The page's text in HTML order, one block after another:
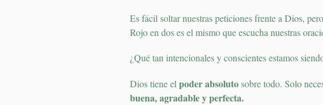
Es fácil soltar nuestras peticiones frente a Dios,
Rojo en dos es el mismo que escucha nuestras
¿Qué tan intencionales y conscientes estamos
Dios tiene elpoder absolutosobre todo. Solo
buena, agradable y perfecta.